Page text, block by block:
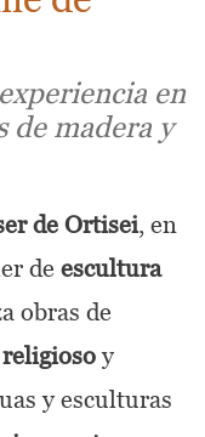
en
de madera y
de Ortisei, en
de escultura
obras de
religiosoy
y esculturas